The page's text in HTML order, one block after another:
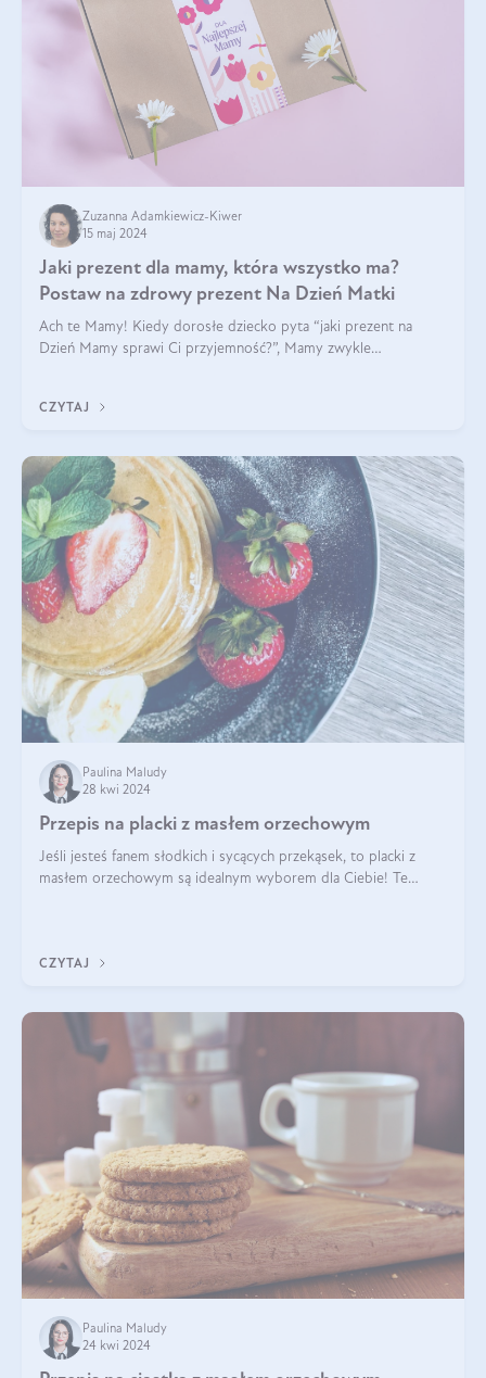
Zuzanna Adamkiewicz-Kiwer
15 maj 2024
Jaki prezent dla mamy, która wszystko ma?
Postaw na zdrowy prezent Na Dzień Matki
Ach te Mamy! Kiedy dorosłe dziecko pyta “jaki prezent na
Dzień Mamy sprawi Ci przyjemność?”, Mamy zwykle
CZYTAJ
Paulina Maludy
28 kwi 2024
Przepis na placki z masłem orzechowym
Jeśli jesteś fanem słodkich i sycących przekąsek, to placki z
masłem orzechowym są idealnym wyborem dla Ciebie! Te
CZYTAJ
Paulina Maludy
24 kwi 2024